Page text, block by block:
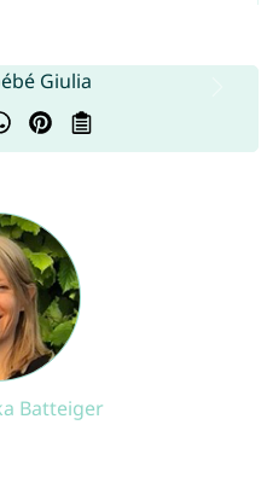
Batteiger